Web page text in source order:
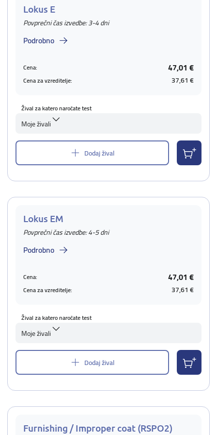
Lokus E
Povprečni čas izvedbe: 3-4 dni
Podrobno
Cena: 47,01 €
Cena za vzreditelje: 37,61 €
Žival za katero naročate test
Moje živali
Dodaj žival
Lokus EM
Povprečni čas izvedbe: 4-5 dni
Podrobno
Cena: 47,01 €
Cena za vzreditelje: 37,61 €
Žival za katero naročate test
Moje živali
Dodaj žival
Furnishing / Improper coat (RSPO2)